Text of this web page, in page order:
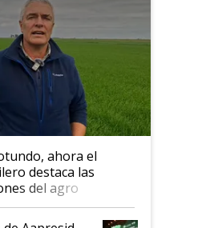
ahora el
destaca las
del agro
"Los veo